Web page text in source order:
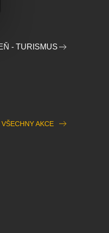
- TURISMUS
VŠECHNY AKCE